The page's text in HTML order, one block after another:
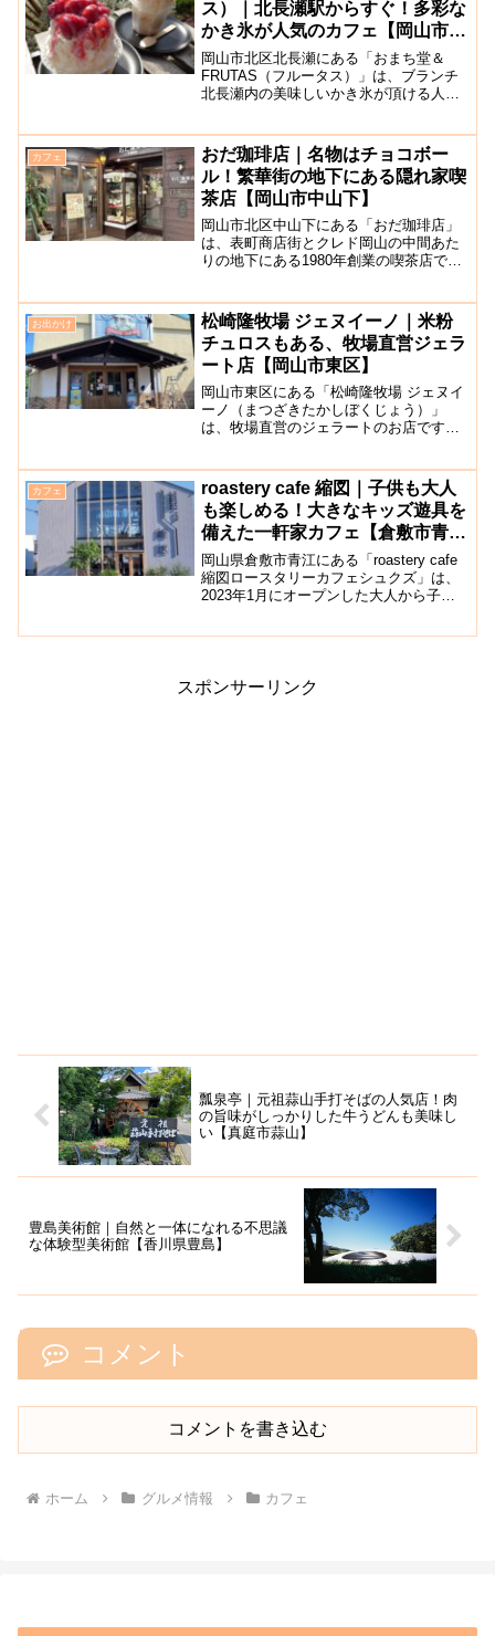
ス）｜北長瀬駅からすぐ！多彩な
かき氷が人気のカフェ【岡山市北
区】
岡山市北区北長瀬にある「おまち堂＆
FRUTAS（フルータス）」は、ブランチ
北長瀬内の美味しいかき氷が頂ける人気
り、お買い物やデートで寄りやすい便利
な立地が魅力ですね。かき氷...
カフェ
おだ珈琲店｜名物はチョコボー
ル！繁華街の地下にある隠れ家喫
茶店【岡山市中山下】
岡山市北区中山下にある「おだ珈琲店」
は、表町商店街とクレド岡山の中間あた
りの地下にある1980年創業の喫茶店で
の家具やお洒落なアンティークインテリ
アがあり、どこを切り取...
お出かけ
松崎隆牧場 ジェヌイーノ｜米粉
チュロスもある、牧場直営ジェラ
ート店【岡山市東区】
岡山市東区にある「松崎隆牧場 ジェヌイ
ーノ（まつざきたかしぼくじょう）」
は、牧場直営のジェラートのお店です。
こだわった牛乳を使ったジェラートを味
わうことができますよ。ジ...
カフェ
roastery cafe 縮図｜子供も大人
も楽しめる！大きなキッズ遊具を
備えた一軒家カフェ【倉敷市青
江】
岡山県倉敷市青江にある「roastery cafe
縮図ロースタリーカフェシュクズ」は、
2023年1月にオープンした大人から子供
スポンサーリンク
瓢泉亭｜元祖蒜山手打そばの人気店！肉
の旨味がしっかりした牛うどんも美味し
い【真庭市蒜山】
豊島美術館｜自然と一体になれる不思議
な体験型美術館【香川県豊島】
コメント
コメントを書き込む
ホーム グルメ情報 カフェ